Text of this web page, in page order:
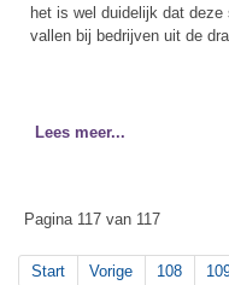
het is wel duidelijk dat
vallen bij bedrijven uit de
Lees meer...
Pagina 117 van 117
Start Vorige 108